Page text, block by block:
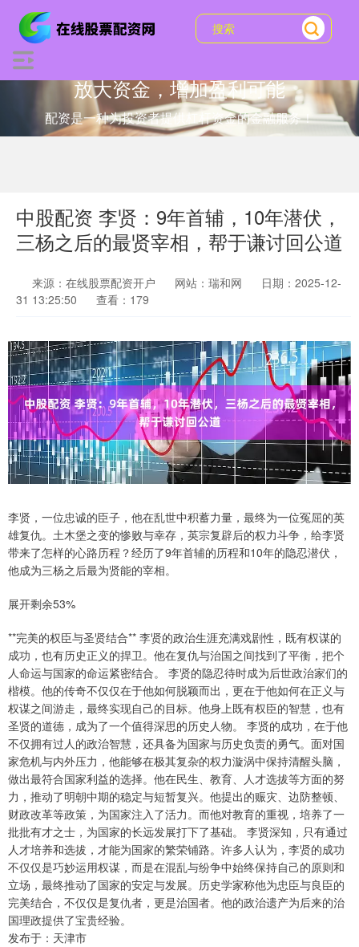
放大资金，增加盈利可能
配资是一种为投资者提供杠杆资金的金融服务！
中股配资 李贤：9年首辅，10年潜伏，
三杨之后的最贤宰相，帮于谦讨回公道
来源：在线股票配资开户 网站：瑞和网
日期：2025-12-
31 13:25:50
查看：179
李贤，一位忠诚的臣子，他在乱世中积蓄力量，最终为一位冤屈的英
雄复仇。土木堡之变的惨败与幸存，英宗复辟后的权力斗争，给李贤
带来了怎样的心路历程？经历了9年首辅的历程和10年的隐忍潜伏，
他成为三杨之后最为贤能的宰相。
展开剩余53%
**完美的权臣与圣贤结合** 李贤的政治生涯充满戏剧性，既有权谋的
成功，也有历史正义的捍卫。他在复仇与治国之间找到了平衡，把个
人命运与国家的命运紧密结合。 李贤的隐忍待时成为后世政治家们的
楷模。他的传奇不仅仅在于他如何脱颖而出，更在于他如何在正义与
权谋之间游走，最终实现自己的目标。他身上既有权臣的智慧，也有
圣贤的道德，成为了一个值得深思的历史人物。 李贤的成功，在于他
不仅拥有过人的政治智慧，还具备为国家与历史负责的勇气。面对国
家危机与内外压力，他能够在极其复杂的权力漩涡中保持清醒头脑，
做出最符合国家利益的选择。他在民生、教育、人才选拔等方面的努
力，推动了明朝中期的稳定与短暂复兴。他提出的赈灾、边防整顿、
财政改革等政策，为国家注入了活力。而他对教育的重视，培养了一
批批有才之士，为国家的长远发展打下了基础。 李贤深知，只有通过
人才培养和选拔，才能为国家的繁荣铺路。许多人认为，李贤的成功
不仅仅是巧妙运用权谋，而是在混乱与纷争中始终保持自己的原则和
立场，最终推动了国家的安定与发展。历史学家称他为忠臣与良臣的
完美结合，不仅仅是复仇者，更是治国者。他的政治遗产为后来的治
国理政提供了宝贵经验。
发布于：天津市